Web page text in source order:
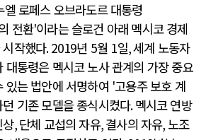
로페스 오브라도르 대통령
전환'이라는 슬로건 아래 멕시코 경제
작했다. 2019년 5월 1일,세계 노동자
대통령은 멕시코 노사 관계의 가장 중요
있는 법안에 서명하여 '고용주 보호 계
기존 모델을 종식시켰다.멕시코 연방
상,단체 교섭의 자유,결사의 자유, 노조